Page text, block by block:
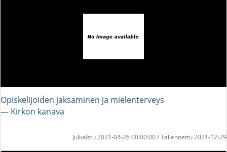
Opiskelijoiden jaksaminen ja mielenterveys
― Kirkon kanava
Julkaistu 2021-04-26 00:00:00 / Tallennettu 2021-12-29